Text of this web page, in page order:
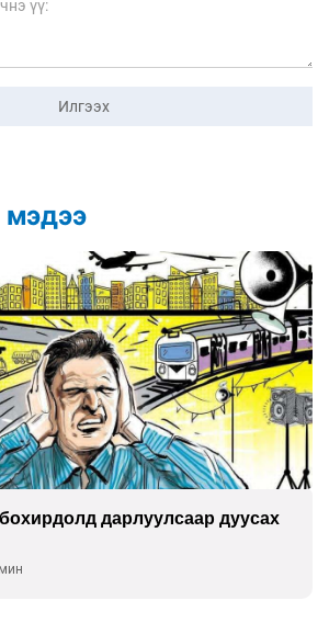
Илгээх
дарлуулсаар дуусах